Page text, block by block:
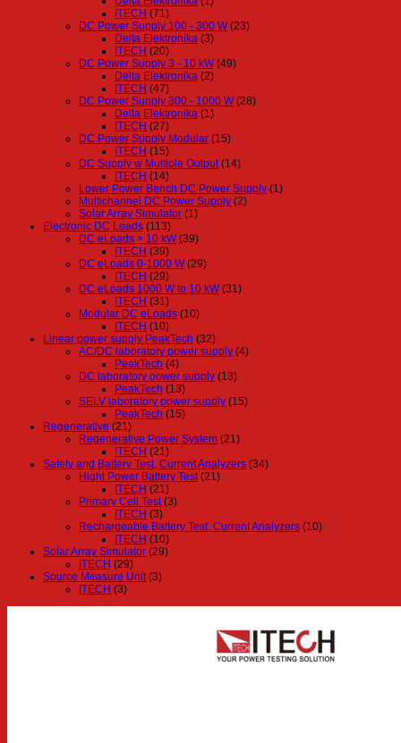
ITECH (71)
DC Power Supply 100 - 300 W (23)
Delta Elektronika (3)
ITECH (20)
DC Power Supply 3 - 10 kW (49)
Delta Elektronika (2)
ITECH (47)
DC Power Supply 300 - 1000 W (28)
Delta Elektronika (1)
ITECH (27)
DC Power Supply Modular (15)
ITECH (15)
DC Supply w Multiple Output (14)
ITECH (14)
Lower Power Bench DC Power Supply (1)
Multichannel DC Power Supply (2)
Solar Array Simulator (1)
Electronic DC Loads (113)
DC eLoads > 10 kW (39)
ITECH (39)
DC eLoads 0-1000 W (29)
ITECH (29)
DC eLoads 1000 W to 10 kW (31)
ITECH (31)
Modular DC eLoads (10)
ITECH (10)
Linear power supply PeakTech (32)
AC/DC laboratory power supply (4)
PeakTech (4)
DC laboratory power supply (13)
PeakTech (13)
SELV laboratory power supply (15)
PeakTech (15)
Regenerative (21)
Regenerative Power System (21)
ITECH (21)
Safety and Battery Test, Current Analyzers (34)
Hight Power Battery Test (21)
ITECH (21)
Primary Cell Test (3)
ITECH (3)
Rechargeable Battery Test, Current Analyzers (10)
ITECH (10)
Solar Array Simulator (29)
ITECH (29)
Source Measure Unit (3)
ITECH (3)